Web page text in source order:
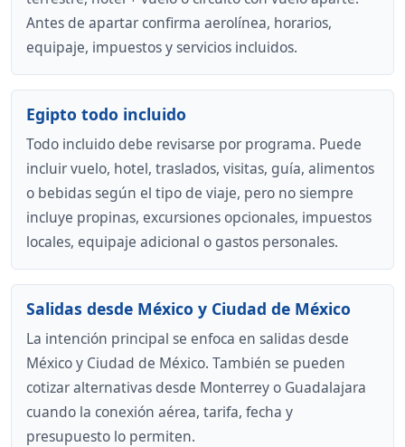
Antes de apartar confirma aerolínea, horarios,
equipaje, impuestos y servicios incluidos.
Egipto todo incluido
Todo incluido debe revisarse por programa. Puede
incluir vuelo, hotel, traslados, visitas, guía, alimentos
o bebidas según el tipo de viaje, pero no siempre
incluye propinas, excursiones opcionales, impuestos
locales, equipaje adicional o gastos personales.
Salidas desde México y Ciudad de México
La intención principal se enfoca en salidas desde
México y Ciudad de México. También se pueden
cotizar alternativas desde Monterrey o Guadalajara
cuando la conexión aérea, tarifa, fecha y
presupuesto lo permiten.